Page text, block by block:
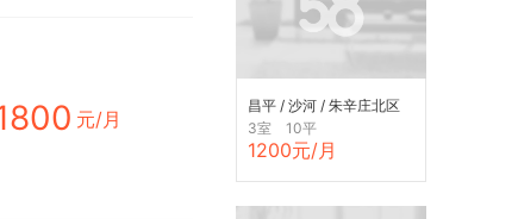
元/月
昌平 / 沙河 / 朱辛庄北区
3室 10平
1200元/月